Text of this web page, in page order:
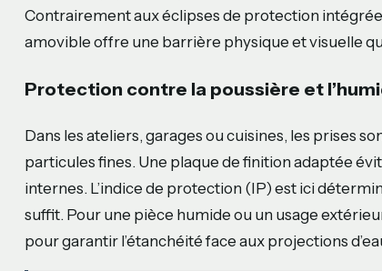
Contrairement aux éclipses de protection
amovible offre une barrière physique et visuelle
Protection contre la poussière et
Dans les ateliers, garages ou cuisines, les prises
particules fines. Une plaque de finition adaptée
internes. L’indice de protection (IP) est ici
suffit. Pour une pièce humide ou un usage
pour garantir l’étanchéité face aux projections